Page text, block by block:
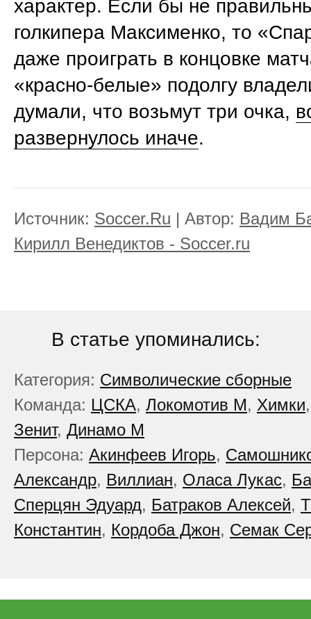
характер. Если бы не
голкипера Максименко, то
даже проиграть в концовке
«красно-белые» подолгу
думали, что возьмут три очка,
развернулось иначе.
Источник: Soccer.Ru | Автор: Вадим
Кирилл Венедиктов - Soccer.ru
В статье упоминались:
Категория: Символические сборные
Команда: ЦСКА, Локомотив М, Химки
Зенит, Динамо М
Персона: Акинфеев Игорь,
Александр, Виллиан, Оласа Лукас,
Сперцян Эдуард, Батраков Алексей,
Константин, Кордоба Джон, Семак